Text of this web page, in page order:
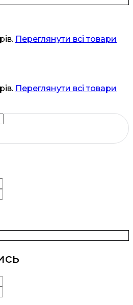
Переглянути всі товари
Переглянути всі товари